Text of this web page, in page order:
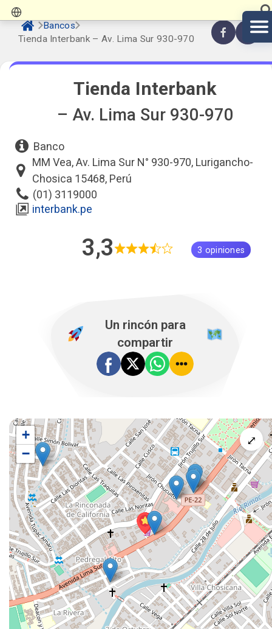
Bancos
Tienda Interbank – Av. Lima Sur 930-970
Tienda Interbank
– Av. Lima Sur 930-970
Banco
MM Vea, Av. Lima Sur N° 930-970, Lurigancho-
Chosica 15468, Perú
(01) 3119000
interbank.pe
3,3 3 opiniones
Un rincón para
compartir
⤢
+
−